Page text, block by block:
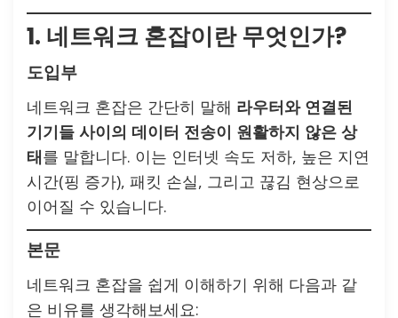
1. 네트워크 혼잡이란 무엇인가?
도입부
네트워크 혼잡은 간단히 말해 라우터와 연결된
기기들 사이의 데이터 전송이 원활하지 않은 상
태를 말합니다. 이는 인터넷 속도 저하, 높은 지연
시간(핑 증가), 패킷 손실, 그리고 끊김 현상으로
이어질 수 있습니다.
본문
네트워크 혼잡을 쉽게 이해하기 위해 다음과 같
은 비유를 생각해보세요: